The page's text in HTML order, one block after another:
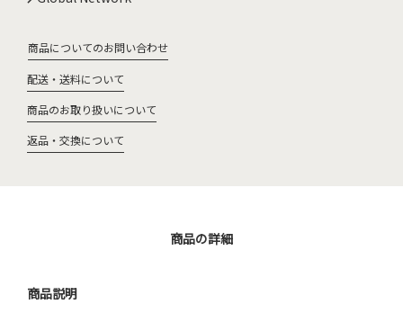
商品についてのお問い合わせ
配送・送料について
商品のお取り扱いについて
返品・交換について
商品の詳細
商品説明